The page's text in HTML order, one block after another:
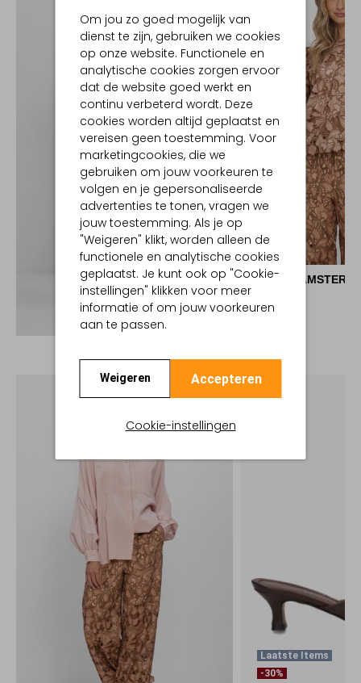
Om jou zo goed mogelijk van
dienst te zijn, gebruiken we cookies
op onze website. Functionele en
analytische cookies zorgen ervoor
dat de website goed werkt en
continu verbeterd wordt. Deze
cookies worden altijd geplaatst en
vereisen geen toestemming. Voor
marketingcookies, die we
gebruiken om jouw voorkeuren te
volgen en je gepersonaliseerde
advertenties te tonen, vragen we
jouw toestemming. Als je op
"Weigeren" klikt, worden alleen de
functionele en analytische cookies
geplaatst. Je kunt ook op "Cookie-
instellingen" klikken voor meer
informatie of om jouw voorkeuren
aan te passen.
Weigeren Accepteren
Cookie-instellingen
Ontdek de look
AMAYA
€ 119,99
Laatste Items
-30%